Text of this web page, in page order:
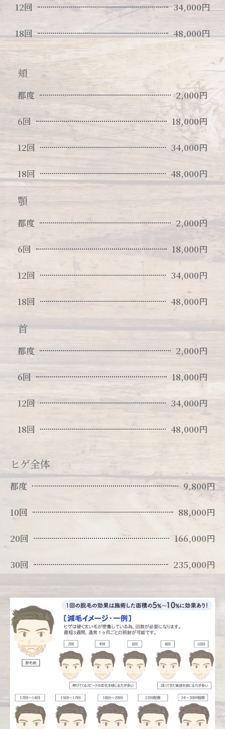
12回 34,000円
18回 48,000円
頬
都度 2,000円
6回 18,000円
12回 34,000円
18回 48,000円
顎
都度 2,000円
6回 18,000円
12回 34,000円
18回 48,000円
首
都度 2,000円
6回 18,000円
12回 34,000円
18回 48,000円
ヒゲ全体
都度 9,800円
10回 88,000円
20回 166,000円
30回 235,000円